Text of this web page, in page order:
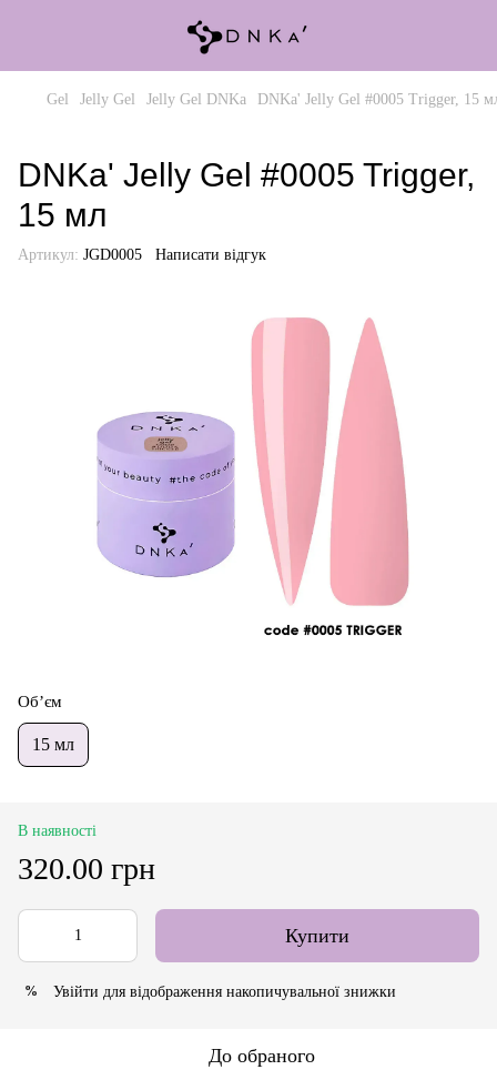
Gel Jelly Gel Jelly Gel DNKa DNKa' Jelly Gel #0005 Trigger, 15
DNKa' Jelly Gel #0005 Trigger,
15 мл
Артикул: JGD0005 Написати відгук
Об’єм
15 мл
В наявності
320.00 грн
Купити
% Увійти для відображення накопичувальної знижки
До обраного